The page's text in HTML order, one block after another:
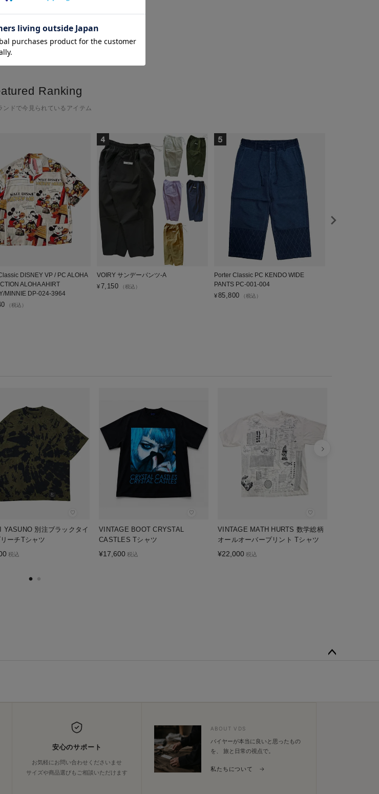
Ranking
ンドで今見られているアイテム
DISNEY VP / PC ALOHA
ALOHA AHIRT
MINNIE DP-024-3964
（税込）
VOIRY サンデーパンツ-A
¥7,150 （税込）
Porter Classic PC KENDO WIDE
PANTS PC-001-004
¥85,800 （税込）
♡
YASUNO 別注ブラックタイ
ーチTシャツ
税込
♡
VINTAGE BOOT CRYSTAL
CASTLES Tシャツ
¥17,600 税込
♡
VINTAGE MATH HURTS 数学総柄
オールオーバープリント Tシャツ
¥22,000 税込
安心のサポート
お気軽にお問い合わせくださいませ
サイズや商品選びもご相談いただけます
ABOUT VDS
バイヤーが本当に良いと思ったもの
を、 旅と日常の視点で。
私たちについて →